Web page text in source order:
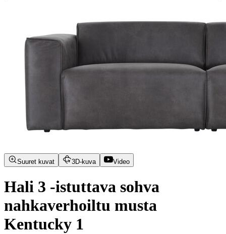
Suuret kuvat 3D-kuva Video
Hali 3 -istuttava sohva
nahkaverhoiltu musta
Kentucky 1